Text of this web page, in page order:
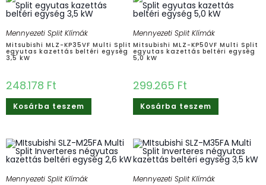
Mennyezeti Split Klímák
Mitsubishi MLZ-KP35VF Multi Split
egyutas kazettás beltéri egység
3,5 kW
248.178 Ft
Kosárba teszem
Mennyezeti Split Klímák
Mitsubishi MLZ-KP50VF Multi Split
egyutas kazettás beltéri egység
5,0 kW
299.265 Ft
Kosárba teszem
Mennyezeti Split Klímák Mennyezeti Split Klímák